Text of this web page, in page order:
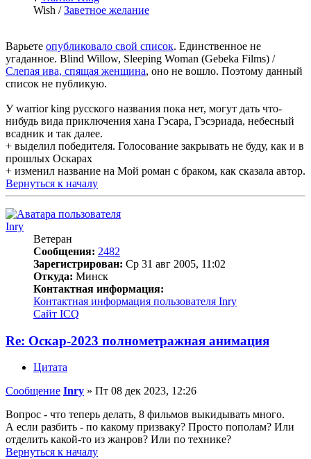
Wish /Заветное желание
Варьете опубликовало свой список. Единственное не
угаданное. Blind Willow, Sleeping Woman (Gebeka Films) /
Слепая ива, спящая женщина, оно не вошло. Поэтому данный
список не публикую.
У warrior king русского названия пока нет, могут дать что-
нибудь вида приключения хана Гэсара, Гэсэриада, небесный
всадник и так далее.
+ выделил победителя. Голосование закрывать не буду, как и в
прошлых Оскарах
+ изменил название на Мой роман с браком, как сказала автор.
Вернуться к началу
Inry
Ветеран
Сообщения: 2482
Зарегистрирован: Ср 31 авг 2005, 11:02
Откуда: Минск
Контактная информация:
Контактная информация пользователя Inry
Сайт ICQ
Re: Оскар-2023 полнометражная анимация
Цитата
Сообщение Inry » Пт 08 дек 2023, 12:26
Вопрос - что теперь делать, 8 фильмов выкидывать много.
А если разбить - по какому призваку? Просто пополам? Или
отделить какой-то из жанров? Или по технике?
Вернуться к началу